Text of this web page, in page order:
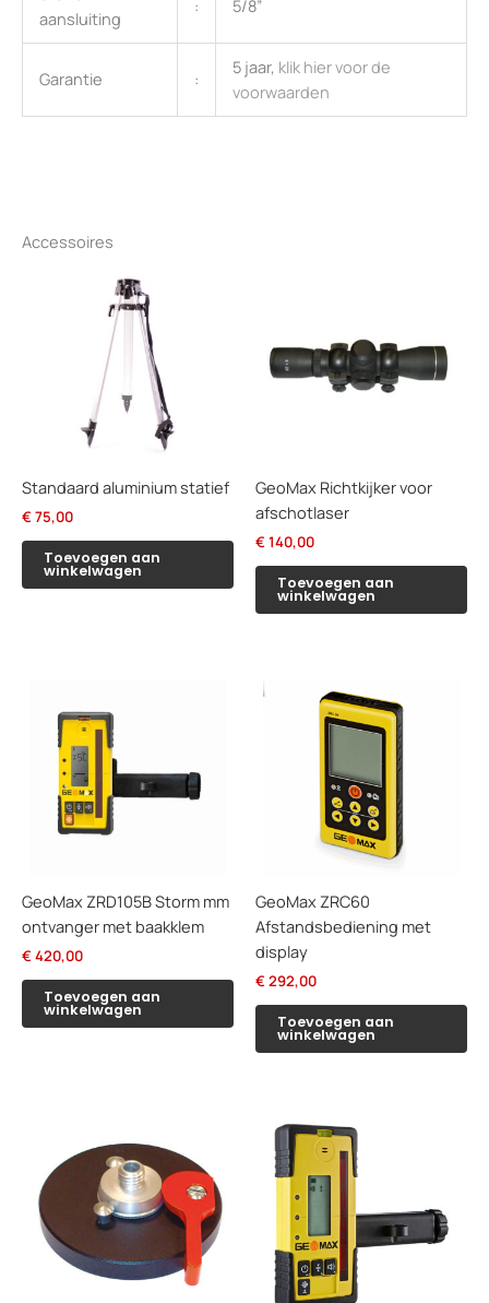
aansluiting
: 5/8”
Garantie :
5 jaar, klik hier voor de
voorwaarden
Accessoires
Standaard aluminium statief
€ 75,00
Toevoegen aan
winkelwagen
GeoMax Richtkijker voor
afschotlaser
€ 140,00
Toevoegen aan
winkelwagen
GeoMax ZRD105B Storm mm
ontvanger met baakklem
€ 420,00
Toevoegen aan
winkelwagen
GeoMax ZRC60
Afstandsbediening met
display
€ 292,00
Toevoegen aan
winkelwagen